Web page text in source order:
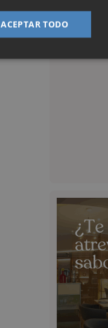
ACEPTAR TODO